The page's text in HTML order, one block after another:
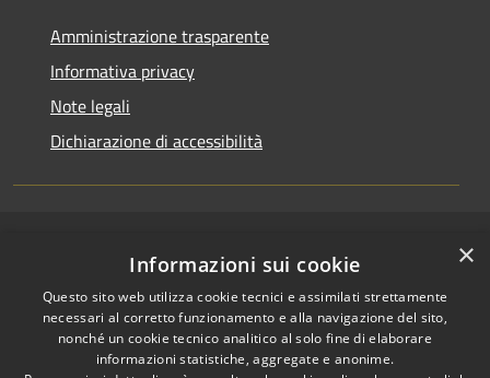
Amministrazione trasparente
Informativa privacy
Note legali
Dichiarazione di accessibilità
Privacy
Cookie
Mappa del sito
Copyright © 2026 • Comune di
Pallagorio • Powered by
Municipium•Accesso
redazione
×
Informazioni sui cookie
Questo sito web utilizza cookie tecnici e assimilati strettamente
necessari al corretto funzionamento e alla navigazione del sito,
nonché un cookie tecnico analitico al solo fine di elaborare
informazioni statistiche, aggregate e anonime.